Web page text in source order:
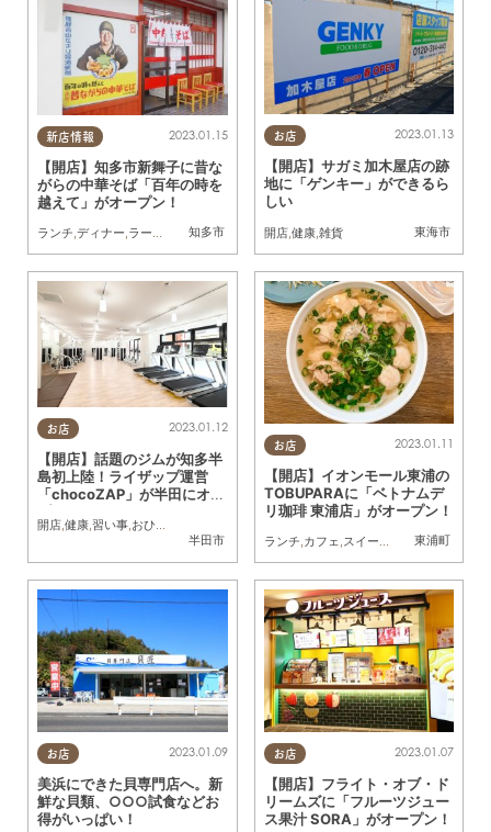
新店情報
知多市
2023.01.15
【開店】知多市新舞子に昔な
がらの中華そば「百年の時を
越えて」がオープン！
ランチ,ディナー,ラーメン 開店,家族
お店
東海市
2023.01.13
【開店】サガミ加木屋店の跡
地に「ゲンキー」ができるら
しい
開店, 健康, 雑貨
お店
半田市
2023.01.12
【開店】話題のジムが知多半
島初上陸！ライザップ運営
「chocoZAP」が半田にオー
開店,健康,習い事,おひとりさま
お店
東浦町
2023.01.11
【開店】イオンモール東浦の
TOBUPARAに「ベトナムデ
リ珈琲 東浦店」がオープン！
ランチ,カフェ,スイーツ 開店,親子,
お店 2023.01.09
美浜にできた貝専門店へ。新
鮮な貝類、○○○試食などお
得がいっぱい！
お店 2023.01.07
【開店】フライト・オブ・ド
リームズに「フルーツジュー
ス果汁 SORA」がオープン！